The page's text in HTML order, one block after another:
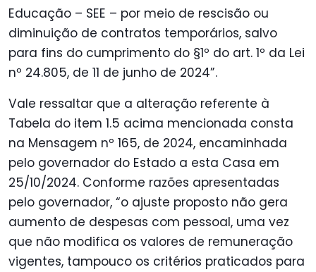
Educação – SEE – por meio de rescisão ou
diminuição de contratos temporários, salvo
para fins do cumprimento do §1º do art. 1º da Lei
nº 24.805, de 11 de junho de 2024”.
Vale ressaltar que a alteração referente à
Tabela do item 1.5 acima mencionada consta
na Mensagem nº 165, de 2024, encaminhada
pelo governador do Estado a esta Casa em
25/10/2024. Conforme razões apresentadas
pelo governador, “o ajuste proposto não gera
aumento de despesas com pessoal, uma vez
que não modifica os valores de remuneração
vigentes, tampouco os critérios praticados para